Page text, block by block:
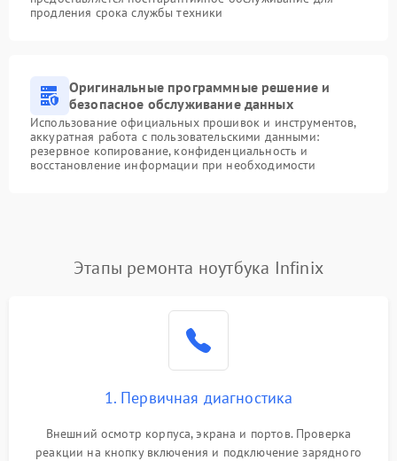
продления срока службы техники
Оригинальные программные решение и
безопасное обслуживание данных
Использование официальных прошивок и инструментов,
аккуратная работа с пользовательскими данными:
резервное копирование, конфиденциальность и
восстановление информации при необходимости
Этапы ремонта ноутбука Infinix
1. Первичная диагностика
Внешний осмотр корпуса, экрана и портов. Проверка
реакции на кнопку включения и подключение зарядного